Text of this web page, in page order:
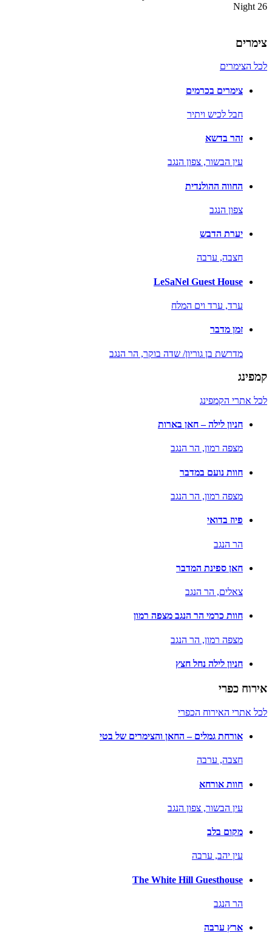
26
Night
צימרים
לכל הצימרים
צימרים בכרמים
חבל לכיש ויתיר
זהר בדשא
עין הבשור, צפון הנגב
החווה ההולנדית
צפון הנגב
יערת הדבש
חצבה, ערבה
LeSaNel Guest House
ערד, ערד וים המלח
זמן מדבר
מדרשת בן גוריון/ שדה בוקר, הר הנגב
קמפינג
לכל אתרי הקמפינג
חניון לילה – חאן בארות
מצפה רמון, הר הנגב
חוות נועם במדבר
מצפה רמון, הר הנגב
פיוז בדואי
הר הנגב
חאן ספינת המדבר
צאלים, הר הנגב
חוות כרמי הר הנגב מצפה רמון
מצפה רמון, הר הנגב
חניון לילה נחל חצץ
אירוח כפרי
לכל אתרי האירוח הכפרי
אורחת גמלים – החאן והצימרים של בטי
חצבה, ערבה
חוות אורחא
עין הבשור, צפון הנגב
מקום בלב
עין יהב, ערבה
The White Hill Guesthouse
הר הנגב
ארץ ערבה